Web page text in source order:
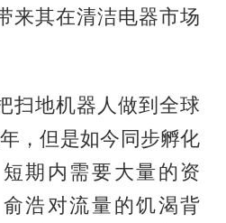
来其在清洁电器市场
扫地机器人做到全球
，但是如今同步孵化
期内需要大量的资
浩对流量的饥渴背